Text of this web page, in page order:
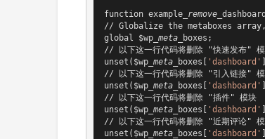
function example_remove_
// Globalize the metaboxes
global $wp_meta_
boxes;
// 以下这一行代码将删除 "快速发布"
unset($wp_meta_ boxes[ 'dashboard'
// 以下这一行代码将删除 "引入链接"
unset($wp_meta_ boxes[ 'dashboard'
// 以下这一行代码将删除 "插件" 模块
unset($wp_meta_ boxes[ 'dashboard'
// 以下这一行代码将删除 "近期评论"
unset($wp_meta_ boxes[ 'dashboard'